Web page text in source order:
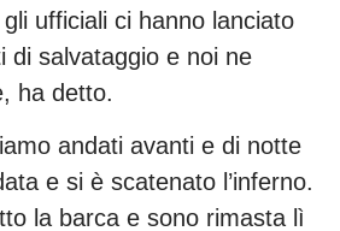
ufficiali ci hanno lanciato
di salvataggio e noi ne
ha detto.
andati avanti e di notte
e si è scatenato l’inferno.
la barca e sono rimasta lì